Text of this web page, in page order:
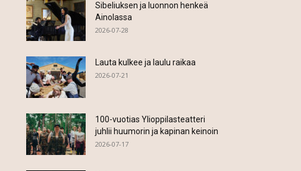
Sibeliuksen ja luonnon henkeä
Ainolassa
2026-07-28
Lauta kulkee ja laulu raikaa
2026-07-21
100-vuotias Ylioppilasteatteri
juhlii huumorin ja kapinan keinoin
2026-07-17